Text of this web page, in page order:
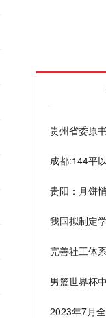
贵州省委原
成都:144平
贵阳：月饼
我国拟制定
完善社工体
男篮世界杯
2023年7月